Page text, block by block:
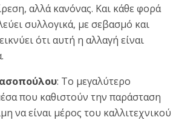
αλλά κανόνας. Και κάθε φορά
συλλογικά, με σεβασμό και
ότι αυτή η αλλαγή είναι
: Το μεγαλύτερο
που καθιστούν την παράσταση
να είναι μέρος του καλλιτεχνικού